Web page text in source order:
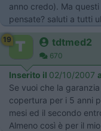
anno credo). Ma
pensate? saluti a tutti
19 tdtmed2
670
Inserito il 02/10/2007
Se vuoi che la
copertura per i 5 anni
mesi ed il secondo
Almeno così è per il